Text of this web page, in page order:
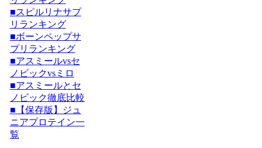
■スピルリナサプ
リランキング
■ボーンペップサ
プリランキング
■アスミールvsセ
ノビックvsミロ
■アスミールとセ
ノビック徹底比較
■【保存版】ジュ
ニアプロテイン一
覧